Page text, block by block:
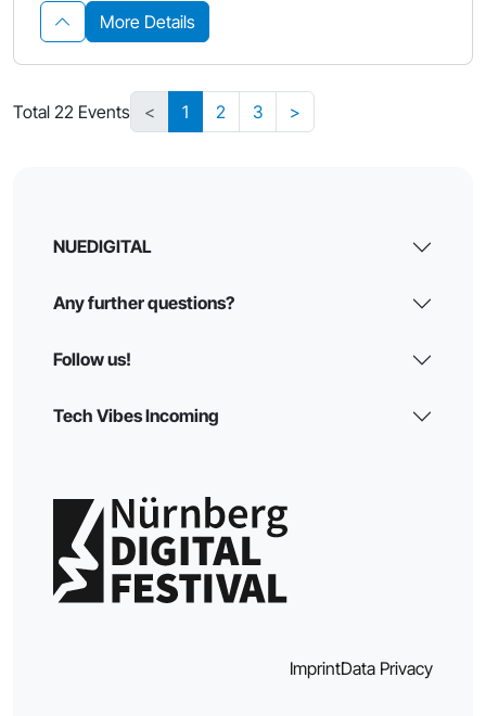
More Details
Total 22 Events < 1 2 3 >
NUEDIGITAL
Any further questions?
Follow us!
Tech Vibes Incoming
ImprintData Privacy